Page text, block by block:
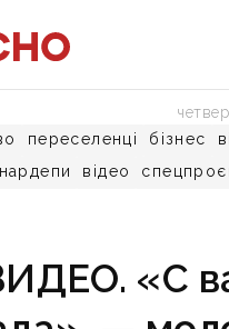
переселенці бізнес
нардепи відео
«С